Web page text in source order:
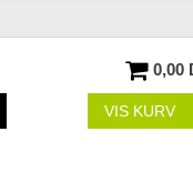
0,00
VIS KURV